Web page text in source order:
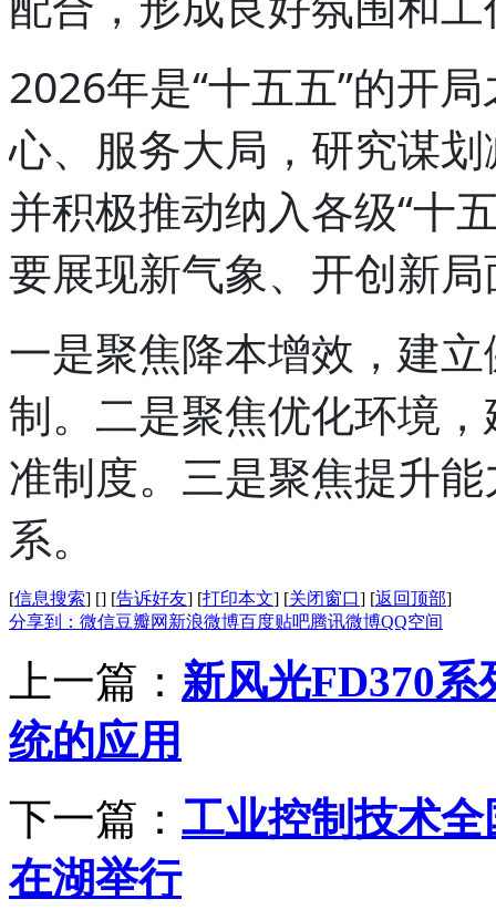
2026年是“十五五”的开
心、服务大局，研究谋
并积极推动纳入各级“十
要展现新气象、开创新
一是聚焦降本增效，建
制。二是聚焦优化环境
准制度。三是聚焦提升
系。
[信息搜索] [] [告诉好友] [打印本文] [关闭窗口] [返回顶部]
分享到： 微信豆瓣网 新浪微博百度贴吧腾讯微博QQ空间
上一篇： 新风光FD370
统的应用
下一篇： 工业控制技术
在湖举行